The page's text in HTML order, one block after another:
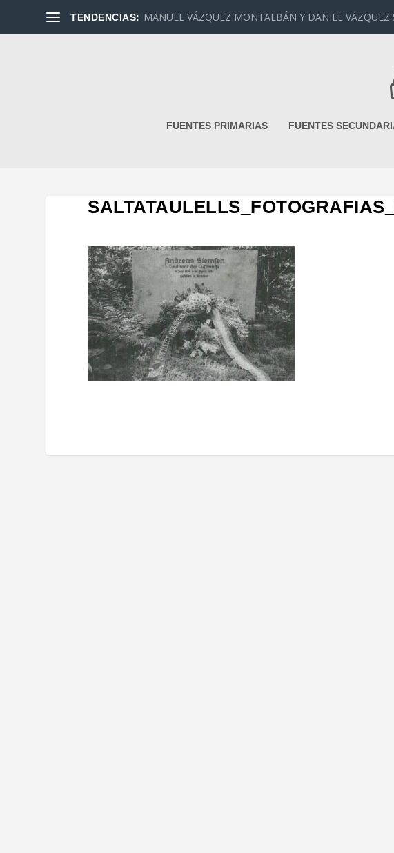
TENDENCIAS: MANUEL VÁZQUEZ MONTALBÁN Y DANIEL VÁZQUEZ
FUENTES PRIMARIAS FUENTES